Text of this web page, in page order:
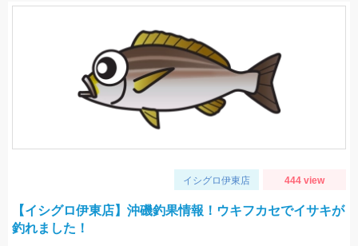
イシグロ伊東店 444 view
【イシグロ伊東店】沖磯釣果情報！ウキフカセでイサキが
釣れました！